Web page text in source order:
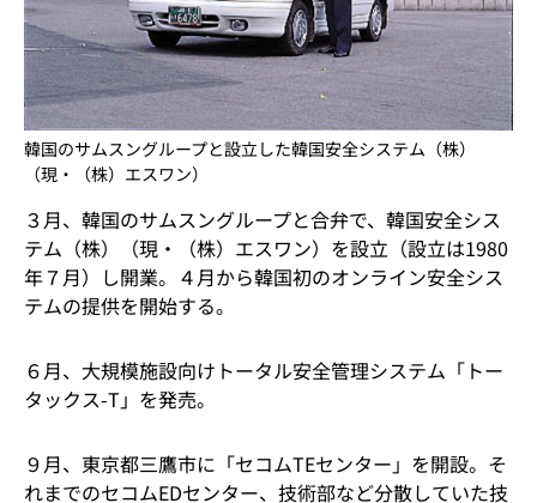
韓国のサムスングループと設立した韓国安全システム（株）
（現・（株）エスワン）
３月、韓国のサムスングループと合弁で、韓国安全シス
テム（株）（現・（株）エスワン）を設立（設立は1980
年７月）し開業。４月から韓国初のオンライン安全シス
テムの提供を開始する。
６月、大規模施設向けトータル安全管理システム「トー
タックス-T」を発売。
９月、東京都三鷹市に「セコムTEセンター」を開設。そ
れまでのセコムEDセンター、技術部など分散していた技